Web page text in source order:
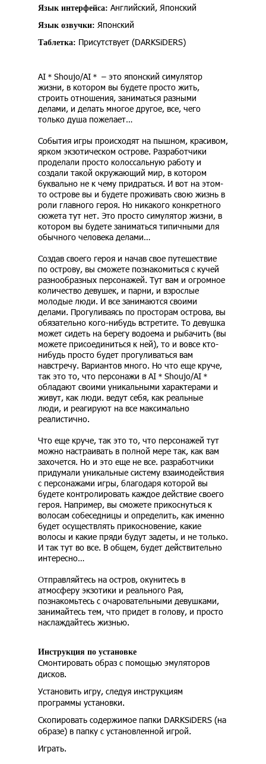
Язык интерфейса: Английский, Японский
Язык озвучки: Японский
Таблетка: Присутствует (DARKSiDERS)
AI＊Shoujo/AI＊ – это японский симулятор
жизни, в котором вы будете просто жить,
строить отношения, заниматься разными
делами, и делать многое другое, все, чего
только душа пожелает…
События игры происходят на пышном, красивом,
ярком экзотическом острове. Разработчики
проделали просто колоссальную работу и
создали такой окружающий мир, в котором
буквально не к чему придраться. И вот на этом-
то острове вы и будете проживать свою жизнь в
роли главного героя. Но никакого конкретного
сюжета тут нет. Это просто симулятор жизни, в
котором вы будете заниматься типичными для
обычного человека делами…
Создав своего героя и начав свое путешествие
по острову, вы сможете познакомиться с кучей
разнообразных персонажей. Тут вам и огромное
количество девушек, и парни, и взрослые
молодые люди. И все занимаются своими
делами. Прогуливаясь по просторам острова, вы
обязательно кого-нибудь встретите. То девушка
может сидеть на берегу водоема и рыбачить (вы
можете присоединиться к ней), то и вовсе кто-
нибудь просто будет прогуливаться вам
навстречу. Вариантов много. Но что еще круче,
так это то, что персонажи в AI＊Shoujo/AI＊
обладают своими уникальными характерами и
живут, как люди. ведут себя, как реальные
люди, и реагируют на все максимально
реалистично.
Что еще круче, так это то, что персонажей тут
можно настраивать в полной мере так, как вам
захочется. Но и это еще не все. разработчики
придумали уникальные систему взаимодействия
с персонажами игры, благодаря которой вы
будете контролировать каждое действие своего
героя. Например, вы сможете прикоснуться к
волосам собеседницы и определить, как именно
будет осуществлять прикосновение, какие
волосы и какие пряди будут задеты, и не только.
И так тут во все. В общем, будет действительно
интересно…
Отправляйтесь на остров, окунитесь в
атмосферу экзотики и реального Рая,
познакомьтесь с очаровательными девушками,
занимайтесь тем, что придет в голову, и просто
наслаждайтесь жизнью.
Инструкция по установке
Смонтировать образ с помощью эмуляторов
дисков.
Установить игру, следуя инструкциям
программы установки.
Скопировать содержимое папки DARKSiDERS (на
образе) в папку с установленной игрой.
Играть.